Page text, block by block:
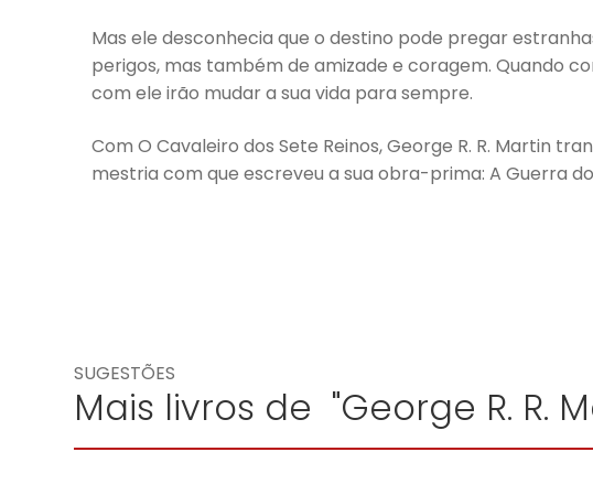
Mas ele desconhecia que o destino pode pregar
perigos, mas também de amizade e coragem. Quando
com ele irão mudar a sua vida para sempre.
Com O Cavaleiro dos Sete Reinos, George R. R. Martin
mestria com que escreveu a sua obra-prima: A Guerra
SUGESTÕES
Mais livros de "George R. R.